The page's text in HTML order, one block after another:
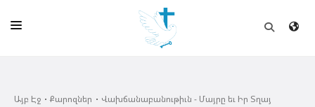
ԵԿԵՂԵՑԻ
Այբ Էջ Քարոզներ
Վախճանաբանութիւն - Մայրը եւ Իր Տղայ